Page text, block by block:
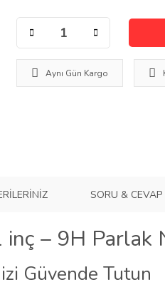
Aynı Gün Kargo
SORU & CEVAP
– 9H Parlak
Güvende Tutun